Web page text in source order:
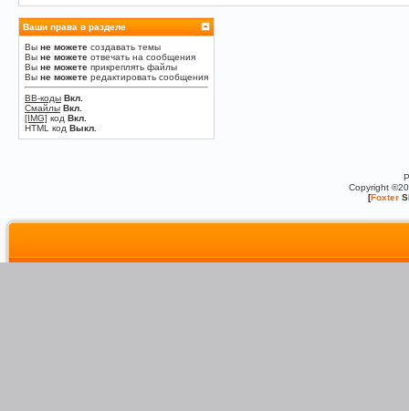
Ваши права в разделе
Вы не можете создавать темы
Вы не можете отвечать на сообщения
Вы не можете прикреплять файлы
Вы не можете редактировать сообщения
BB-коды Вкл.
Смайлы Вкл.
[IMG] код Вкл.
HTML код Выкл.
Copyright
[Foxter